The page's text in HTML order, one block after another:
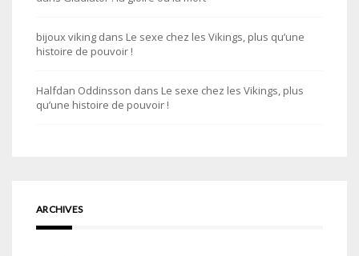
bijoux viking dans Le sexe chez les Vikings, plus qu’une
histoire de pouvoir !
Halfdan Oddinsson dans Le sexe chez les Vikings, plus
qu’une histoire de pouvoir !
ARCHIVES